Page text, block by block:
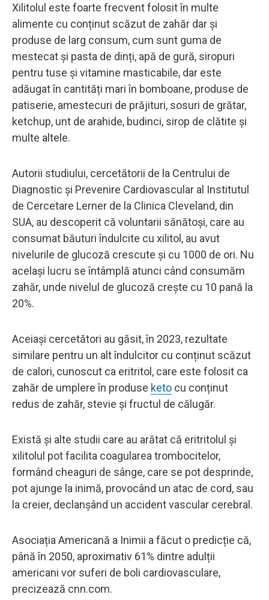
Xilitolul este foarte frecvent folosit în multe
alimente cu conținut scăzut de zahăr dar și
produse de larg consum, cum sunt guma de
mestecat și pasta de dinți, apă de gură, siropuri
pentru tuse și vitamine masticabile, dar este
adăugat în cantități mari în bomboane, produse de
patiserie, amestecuri de prăjituri, sosuri de grătar,
ketchup, unt de arahide, budinci, sirop de clătite și
multe altele.
Autorii studiului, cercetătorii de la Centrului de
Diagnostic și Prevenire Cardiovascular al Institutul
de Cercetare Lerner de la Clinica Cleveland, din
SUA, au descoperit că voluntarii sănătoși, care au
consumat băuturi îndulcite cu xilitol, au avut
nivelurile de glucoză crescute și cu 1000 de ori. Nu
același lucru se întâmplă atunci când consumăm
zahăr, unde nivelul de glucoză crește cu 10 pană la
20%.
Aceiași cercetători au găsit, în 2023, rezultate
similare pentru un alt îndulcitor cu conținut scăzut
de calori, cunoscut ca eritritol, care este folosit ca
zahăr de umplere în produse keto cu conținut
redus de zahăr, stevie și fructul de călugăr.
Există și alte studii care au arătat că eritritolul și
xilitolul pot facilita coagularea trombocitelor,
formând cheaguri de sânge, care se pot desprinde,
pot ajunge la inimă, provocând un atac de cord, sau
la creier, declanșând un accident vascular cerebral.
Asociația Americană a Inimii a făcut o predicție că,
până în 2050, aproximativ 61% dintre adulții
americani vor suferi de boli cardiovasculare,
precizează cnn.com.